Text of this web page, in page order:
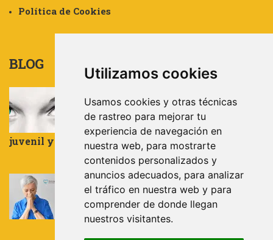
Utilizamos cookies
Usamos cookies y otras técnicas
de rastreo para mejorar tu
experiencia de navegación en
nuestra web, para mostrarte
contenidos personalizados y
anuncios adecuados, para analizar
el tráfico en nuestra web y para
comprender de donde llegan
nuestros visitantes.
Política de Cookies
BLOG
UNIVERIDAD DE ALMERÍA en:
Trauma, Apego, Resiliencia y Terapia
EMDR aplicada a la población infanto-
juvenil y adultos
LA NECESIDAD DE CONTROL
noviembre 27, 2023